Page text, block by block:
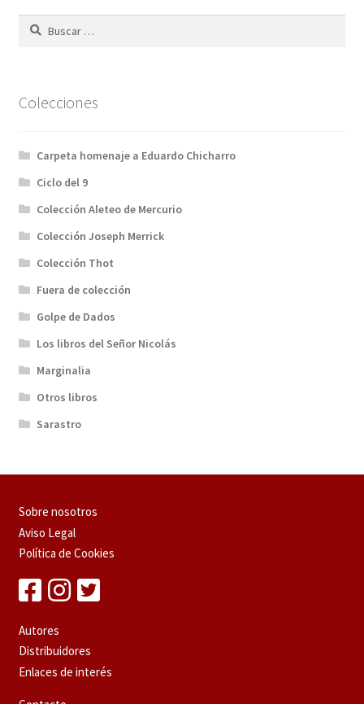
Buscar:
Colecciones
Carpeta homenaje a Eduardo Chicharro
Ciclo del 9
Colección Aleteo de Mercurio
Colección Joseph Merrick
Colección Thot
Fuera de colección
Golpe de Dados
Los libros del Señor Nicolás
Marginalia
Otros libros
Sarastro
Sobre nosotros
Aviso Legal
Política de Cookies
Autores
Distribuidores
Enlaces de interés